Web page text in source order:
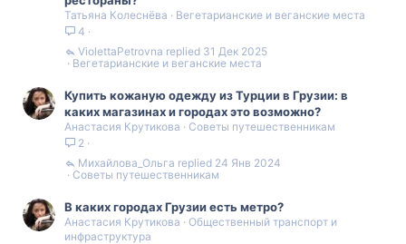
Татьяна Колеснёва
Вегетарианские и веганские места
4
Вегетарианские и веганские места
31 Дек 2025
ViolettaPetrovna
Купить кожаную одежду из Турции в Грузии: в
каких магазинах и городах это возможно?
Анастасия Крутикова
Советы путешественникам
2
Советы путешественникам
24 Янв 2024
Михайлова_Ольга
В каких городах Грузии есть метро?
Анастасия Крутикова
Общественный транспорт и
инфраструктура